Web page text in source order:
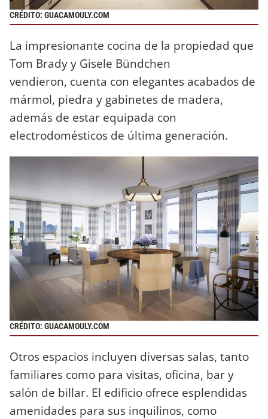
CRÉDITO: GUACAMOULY.COM
La impresionante cocina de la propiedad que
Tom Brady y Gisele Bündchen
vendieron, cuenta con elegantes acabados de
mármol, piedra y gabinetes de madera,
además de estar equipada con
electrodomésticos de última generación.
CRÉDITO: GUACAMOULY.COM
Otros espacios incluyen diversas salas, tanto
familiares como para visitas, oficina, bar y
salón de billar. El edificio ofrece esplendidas
amenidades para sus inquilinos, como